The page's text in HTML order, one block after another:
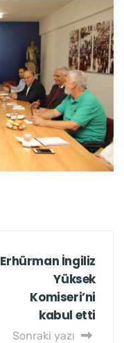
Erhürman İngiliz
Yüksek
Komiseri’ni
kabul etti
Sonraki yazı